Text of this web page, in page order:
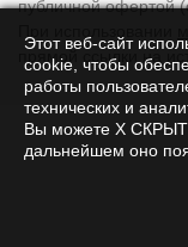
публичной офертой
прямой ссылки на
Этот веб-сайт
cookie, чтобы
работы
технических и
Вы можете Х
дальнейшем оно